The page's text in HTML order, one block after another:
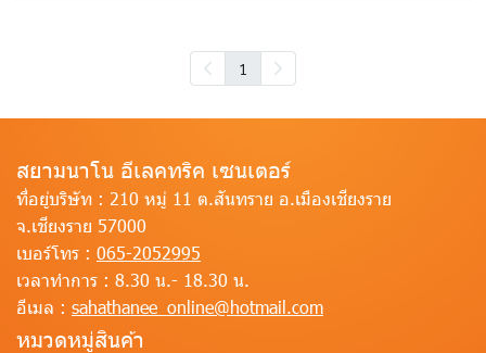
1
สยามนาโน อีเลคทริค เซนเตอร์
ที่อยู่บริษัท : 210 หมู่ 11 ต.สันทราย อ.เมืองเชียงราย
จ.เชียงราย 57000
เบอร์โทร : 065-2052995
เวลาทำการ : 8.30 น.- 18.30 น.
อีเมล : sahathanee_online@hotmail.com
หมวดหมู่สินค้า